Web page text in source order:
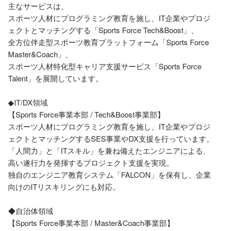
主なサービスは、
スポーツ人材にプログラミング教育を施し、IT企業やプロジ
ェクトとマッチングする「Sports Force Tech&Boost」、
全方位伴走型スポーツ教育プラットフォーム「Sports Force
Master&Coach」、
スポーツ人材特化型キャリア支援サービス「Sports Force
Talent」を展開しています。
◆IT/DX領域
【Sports Force事業本部 / Tech&Boost事業部】
スポーツ人材にプログラミング教育を施し、IT企業やプロジ
ェクトとマッチングするSES事業やDX支援を行っています。
「人間力」と「ITスキル」を兼ね備えたエンジニアによる、
高い遂行力を発揮するプロジェクト支援を実現。
独自のエンジニア教育システム「FALCON」を保有し、企業
向けのITリスキリングにも対応。
◆自治体領域
【Sports Force事業本部 / Master&Coach事業部】